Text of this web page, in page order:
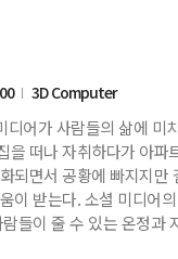
3D Computer
어가 사람들의 삶에 미
을 떠나 자취하다가 아파
되면서 공황에 빠지지만
이 받는다. 소셜 미디어
들이 줄 수 있는 온정과